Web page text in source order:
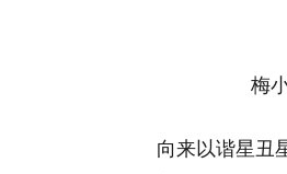
梅小
向来以谐星丑